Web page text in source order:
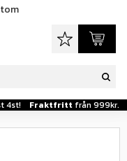
4st! Fraktfritt från 999kr.
Favoriter